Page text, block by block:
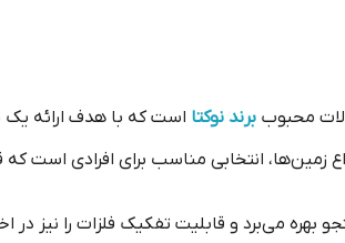
محبوب برند نوکتا است که با هدف ارائه یک
زمین‌ها، انتخابی مناسب برای افرادی است که
می‌برد و قابلیت تفکیک فلزات را نیز در